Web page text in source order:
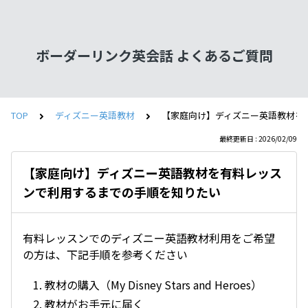
ボーダーリンク英会話 よくあるご質問
TOP ディズニー英語教材 【家庭向け】ディズニー英語教材
最終更新日 : 2026/02/09
【家庭向け】ディズニー英語教材を有料レッス
ンで利用するまでの手順を知りたい
有料レッスンでのディズニー英語教材利用をご希望
の方は、下記手順を参考ください
教材の購入（My Disney Stars and Heroes）
教材がお手元に届く